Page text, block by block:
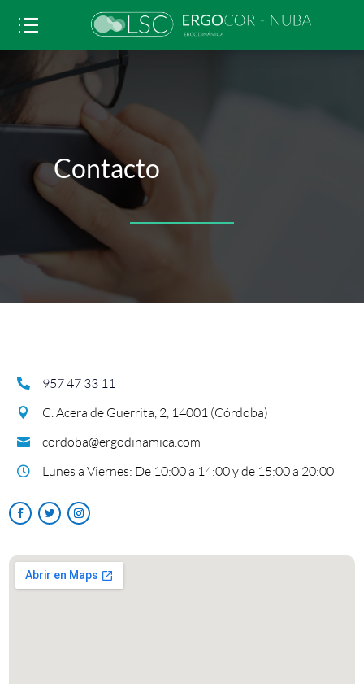
Contacto
 957 47 33 11
 C. Acera de Guerrita, 2, 14001 (Córdoba)
 cordoba@ergodinamica.com
 Lunes a Viernes: De 10:00 a 14:00 y de 15:00 a 20:00